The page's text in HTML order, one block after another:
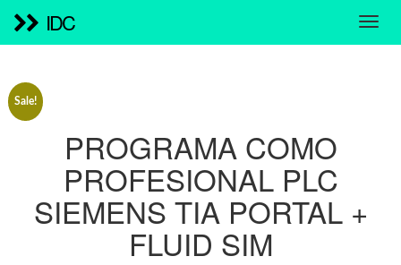
IDC
Sale!
PROGRAMA COMO
PROFESIONAL PLC
SIEMENS TIA PORTAL +
FLUID SIM